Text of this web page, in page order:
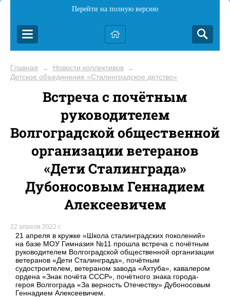
Перейти на полную версию
Главная → Новости коллективов →
Детское объединение «Сталинградское детство»
Встреча с почётным
руководителем
Волгоградской общественной
организации ветеранов
«Дети Сталинграда»
Дубоносовым Геннадием
Алексеевичем
22 апреля 2022 г.
21 апреля в кружке «Школа сталинградских поколений»
на базе МОУ Гимназия №11 прошла встреча с почётным
руководителем Волгоградской общественной организации
ветеранов «Дети Сталинграда», почётным
судостроителем, ветераном завода «Ахтуба», кавалером
ордена «Знак почёта СССР», почётного знака города-
героя Волгограда «За верность Отечеству» Дубоносовым
Геннадием Алексеевичем.